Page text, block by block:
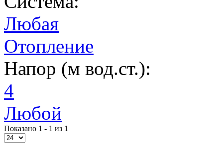
Любая
Отопление
Напор (м вод.ст.):
4
Любой
Показано 1 - 1 из 1